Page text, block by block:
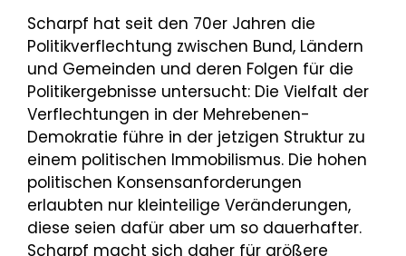
Scharpf hat seit den 70er Jahren die
Politikverflechtung zwischen Bund, Ländern
und Gemeinden und deren Folgen für die
Politikergebnisse untersucht: Die Vielfalt der
Verflechtungen in der Mehrebenen-
Demokratie führe in der jetzigen Struktur zu
einem politischen Immobilismus. Die hohen
politischen Konsensanforderungen
erlaubten nur kleinteilige Veränderungen,
diese seien dafür aber um so dauerhafter.
Scharpf macht sich daher für größere